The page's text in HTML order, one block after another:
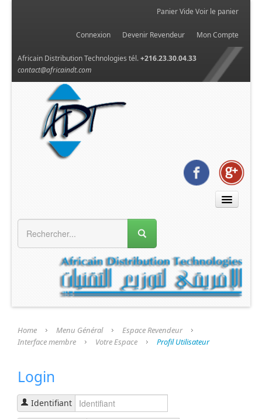
Panier Vide Voir le panier
Connexion Devenir Revendeur Mon Compte
Africain Distribution Technologies tél.+216.23.30.04.33
contact@africaindt.com
MENU GÉNÉRAL
Présentation
Nos Produits
Nos Fournisseurs
Espace Revendeur
Interface membre
Home Menu Général
Espace Revendeur
Interface membre
Votre Espace Profil Utilisateur
Login
Identifiant